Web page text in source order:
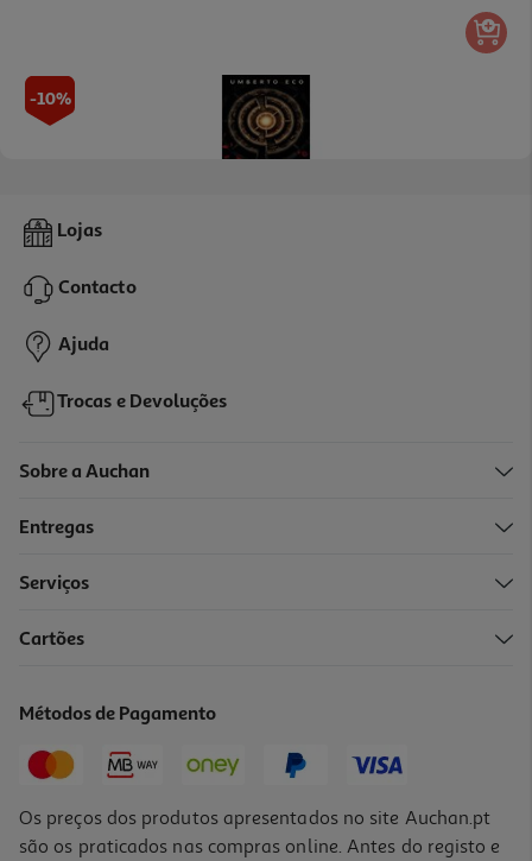
-10%
Livro O Nome Da Rosa De Umberto Eco
25,00 € PVP de editor
22,50 €
-10%
7,50 € PVP de editor
Lojas
Contacto
Ajuda
Trocas e Devoluções
Sobre a Auchan
Entregas
Serviços
Cartões
Métodos de Pagamento
Os preços dos produtos apresentados no site Auchan.pt
são os praticados nas compras online. Antes do registo e